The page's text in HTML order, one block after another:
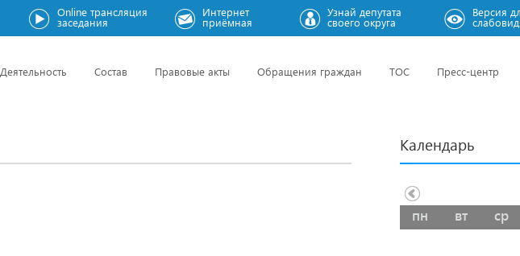
Online трансляция
заседания
Интернет
приёмная
Узнай депутата
своего округа
Версия
Деятельность Состав Правовые акты Обращения граждан ТОС Пресс-центр
Календарь
пн вт ср